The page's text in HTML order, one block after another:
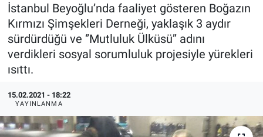
İstanbul Beyoğlu’nda faaliyet gösteren Boğazın
Kırmızı Şimşekleri Derneği, yaklaşık 3 aydır
sürdürdüğü ve ‘’Mutluluk Ülküsü’’ adını
verdikleri sosyal sorumluluk projesiyle yürekleri
ısıttı.
15.02.2021 - 18:22
YAYINLANMA
Sağlık
Alış-Veriş/İş dünyası
Ekonomi
Kültür Sanat
Bilecik
Haber Arşivi